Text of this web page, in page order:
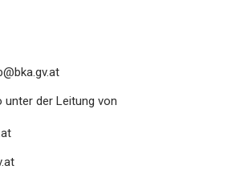
unter der Leitung von